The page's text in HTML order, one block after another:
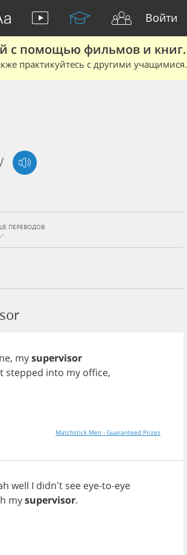
Войти
с помощью фильмов и книг.
практикуйтесь с другими учащимися.
ПЕРЕВОДОВ
, mysupervisor
stepped into my office,
Matchstick Men - Guaranteed Prizes
well I didn't see eye-to-eye
mysupervisor.